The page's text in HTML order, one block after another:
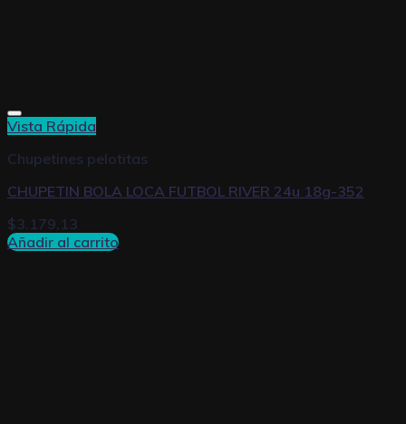
Vista Rápida
Chupetines pelotitas
CHUPETIN BOLA LOCA FUTBOL RIVER 24u 18g-352
$3.179,13
Añadir al carrito